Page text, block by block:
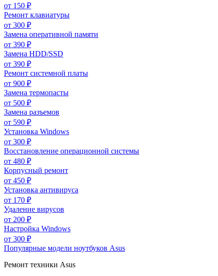
от 150 ₽
Ремонт клавиатуры
от 300 ₽
Замена оперативной памяти
от 390 ₽
Замена HDD/SSD
от 390 ₽
Ремонт системной платы
от 900 ₽
Замена термопасты
от 500 ₽
Замена разъемов
от 590 ₽
Установка Windows
от 300 ₽
Восстановление операционной системы
от 480 ₽
Корпусный ремонт
от 450 ₽
Установка антивируса
от 170 ₽
Удаление вирусов
от 200 ₽
Настройка Windows
от 300 ₽
Популярные модели ноутбуков Asus
Ремонт техники Asus